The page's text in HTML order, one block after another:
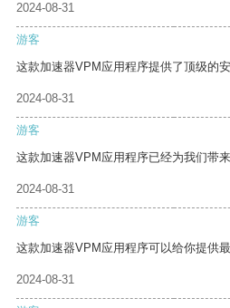
2024-08-31
游客
这款加速器VPM应用程序提供了顶级的
2024-08-31
游客
这款加速器VPM应用程序已经为我们带
2024-08-31
游客
这款加速器VPM应用程序可以给你提供
2024-08-31